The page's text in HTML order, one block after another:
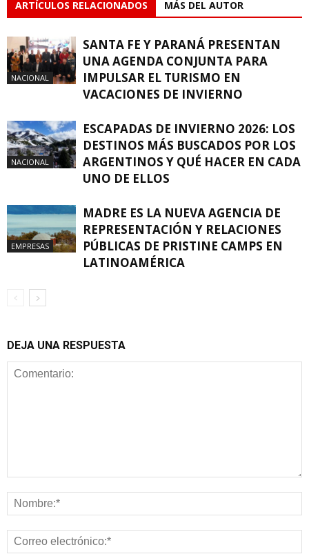
ARTÍCULOS RELACIONADOS MÁS DEL AUTOR
NACIONAL
SANTA FE Y PARANÁ PRESENTAN
UNA AGENDA CONJUNTA PARA
IMPULSAR EL TURISMO EN
VACACIONES DE INVIERNO
NACIONAL
ESCAPADAS DE INVIERNO 2026: LOS
DESTINOS MÁS BUSCADOS POR LOS
ARGENTINOS Y QUÉ HACER EN CADA
UNO DE ELLOS
EMPRESAS
MADRE ES LA NUEVA AGENCIA DE
REPRESENTACIÓN Y RELACIONES
PÚBLICAS DE PRISTINE CAMPS EN
LATINOAMÉRICA
DEJA UNA RESPUESTA